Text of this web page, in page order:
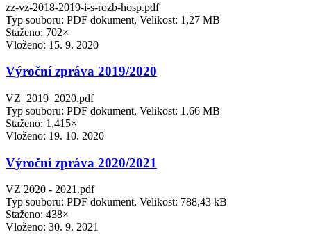
zz-vz-2018-2019-i-s-rozb-hosp.pdf
Typ souboru: PDF dokument, Velikost: 1,27 MB
Staženo: 702×
Vloženo: 15. 9. 2020
Výroční zpráva 2019/2020
VZ_2019_2020.pdf
Typ souboru: PDF dokument, Velikost: 1,66 MB
Staženo: 1,415×
Vloženo: 19. 10. 2020
Výroční zpráva 2020/2021
VZ 2020 - 2021.pdf
Typ souboru: PDF dokument, Velikost: 788,43 kB
Staženo: 438×
Vloženo: 30. 9. 2021